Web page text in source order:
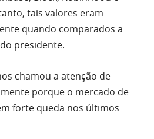
tais valores eram
quando comparados a
presidente.
chamou a atenção de
porque o mercado de
forte queda nos últimos